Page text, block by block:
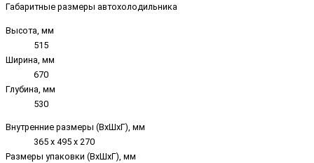
Габаритные размеры автохолодильника
Высота, мм
515
Ширина, мм
670
Глубина, мм
530
Внутренние размеры (ВxШxГ), мм
365 х 495 х 270
Размеры упаковки (ВxШxГ), мм